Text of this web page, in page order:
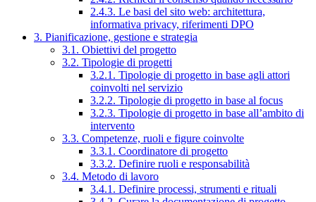
2.4.3. Le basi del sito web: architettura,
informativa privacy, riferimenti DPO
3. Pianificazione, gestione e strategia
3.1. Obiettivi del progetto
3.2. Tipologie di progetti
3.2.1. Tipologie di progetto in base agli attori
coinvolti nel servizio
3.2.2. Tipologie di progetto in base al focus
3.2.3. Tipologie di progetto in base all’ambito di
intervento
3.3. Competenze, ruoli e figure coinvolte
3.3.1. Coordinatore di progetto
3.3.2. Definire ruoli e responsabilità
3.4. Metodo di lavoro
3.4.1. Definire processi, strumenti e rituali